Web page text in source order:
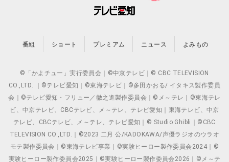
番組 ショート プレミアム ニュース よみもの
©「かよチュー」実行委員会｜©中京テレビ｜© CBC TELEVISION
CO.,LTD. ｜©テレビ愛知｜©東海テレビ｜©多田かおる/ イタキス製作委員
会｜©テレビ愛知・フリュー／徹之進製作委員会｜©メ～テレ｜©東海テレ
ビ、中京テレビ、CBCテレビ、メ～テレ、テレビ愛知｜東海テレビ、中京
テレビ、CBCテレビ、メ～テレ、テレビ愛知｜© Studio Ghibli｜©CBC
TELEVISION CO.,LTD.｜©2023 二月 公/KADOKAWA/声優ラジオのウラオ
モテ製作委員会｜©東海テレビ事業｜©実験ヒーロー製作委員会2024｜©
実験ヒーロー製作委員会2025｜©実験ヒーロー製作委員会2026｜©メ～テ